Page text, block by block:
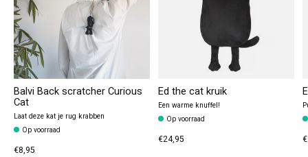
Balvi Back scratcher Curious
Cat
Laat deze kat je rug krabben
Op voorraad
€8,95
Ed the cat kruik
Een warme knuffel!
Op voorraad
€24,95